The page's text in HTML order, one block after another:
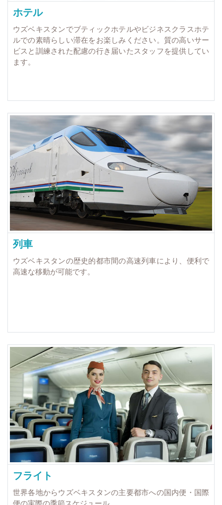
ホテル
ウズベキスタンでブティックホテルやビジネスクラスホテ
ルでの素晴らしい滞在をお楽しみください。質の高いサー
ビスと訓練された配慮の行き届いたスタッフを提供してい
ます。
列車
ウズベキスタンの歴史的都市間の高速列車により、便利で
高速な移動が可能です。
フライト
世界各地からウズベキスタンの主要都市への国内便・国際
便の実際の季節スケジュール。